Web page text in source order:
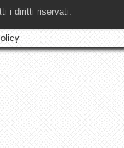
i diritti riservati.